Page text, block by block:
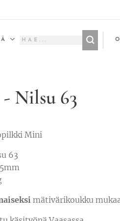
Nilsu 63
Mini
63
mätivärikoukku